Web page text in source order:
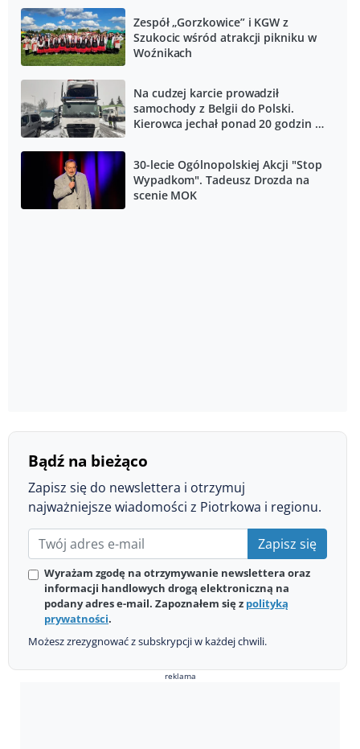
Zespół „Gorzkowice” i KGW z
Szukocic wśród atrakcji pikniku w
Woźnikach
Na cudzej karcie prowadził
samochody z Belgii do Polski.
Kierowca jechał ponad 20 godzin -
30-lecie Ogólnopolskiej Akcji "Stop
Wypadkom". Tadeusz Drozda na
scenie MOK
Bądź na bieżąco
Zapisz się do newslettera i otrzymuj
najważniejsze wiadomości z Piotrkowa i regionu.
Zapisz się
Wyrażam zgodę na otrzymywanie newslettera oraz
informacji handlowych drogą elektroniczną na
podany adres e-mail. Zapoznałem się z polityką
prywatności.
Możesz zrezygnować z subskrypcji w każdej chwili.
reklama